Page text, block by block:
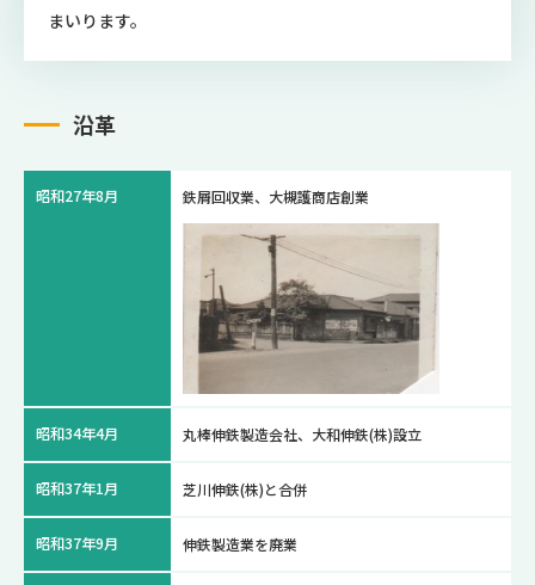
まいります。
沿革
昭和27年8月 鉄屑回収業、大槻護商店創業
昭和34年4月 丸棒伸鉄製造会社、大和伸鉄(株)設立
昭和37年1月 芝川伸鉄(株)と合併
昭和37年9月 伸鉄製造業を廃業